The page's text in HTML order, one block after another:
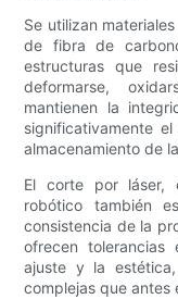
Se utilizan
de fibra de
estructuras que
deformarse,
mantienen la
significativamente
almacenamiento de
El corte por láser,
robótico también
consistencia de la
ofrecen
ajuste y la
complejas que antes